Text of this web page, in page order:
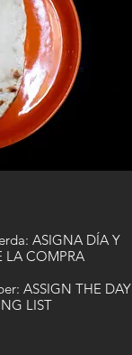
ASIGNA DÍA Y
LA COMPRA
ASSIGN THE DAY
LIST